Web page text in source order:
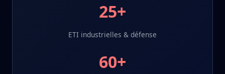
25+
ETI industrielles & défense
60+